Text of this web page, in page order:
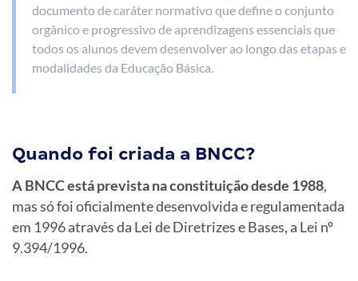
documento de caráter normativo que define o conjunto
orgânico e progressivo de aprendizagens essenciais que
todos os alunos devem desenvolver ao longo das etapas e
modalidades da Educação Básica.
Quando foi criada a BNCC?
A BNCC está prevista na constituição desde 1988,
mas só foi oficialmente desenvolvida e regulamentada
em 1996 através da Lei de Diretrizes e Bases, a Lei nº
9.394/1996.